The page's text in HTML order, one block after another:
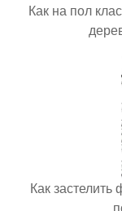
Как на пол
Как